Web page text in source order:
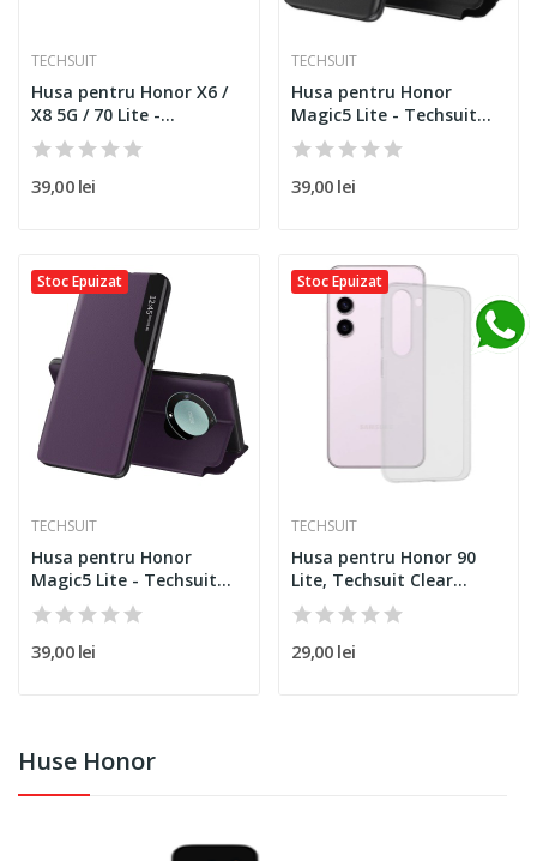
Huse Honor
TECHSUIT
Husa pentru Honor X6 /
X8 5G / 70 Lite -...
39,00 lei
TECHSUIT
Husa pentru Honor
Magic5 Lite - Techsuit
eFold...
39,00 lei
Stoc Epuizat
TECHSUIT
Husa pentru Honor
Magic5 Lite - Techsuit
eFold...
39,00 lei
Stoc Epuizat
TECHSUIT
Husa pentru Honor 90
Lite, Techsuit Clear...
29,00 lei